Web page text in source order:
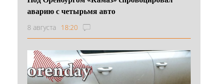
аварию с четырьмя авто
8 августа 18:20